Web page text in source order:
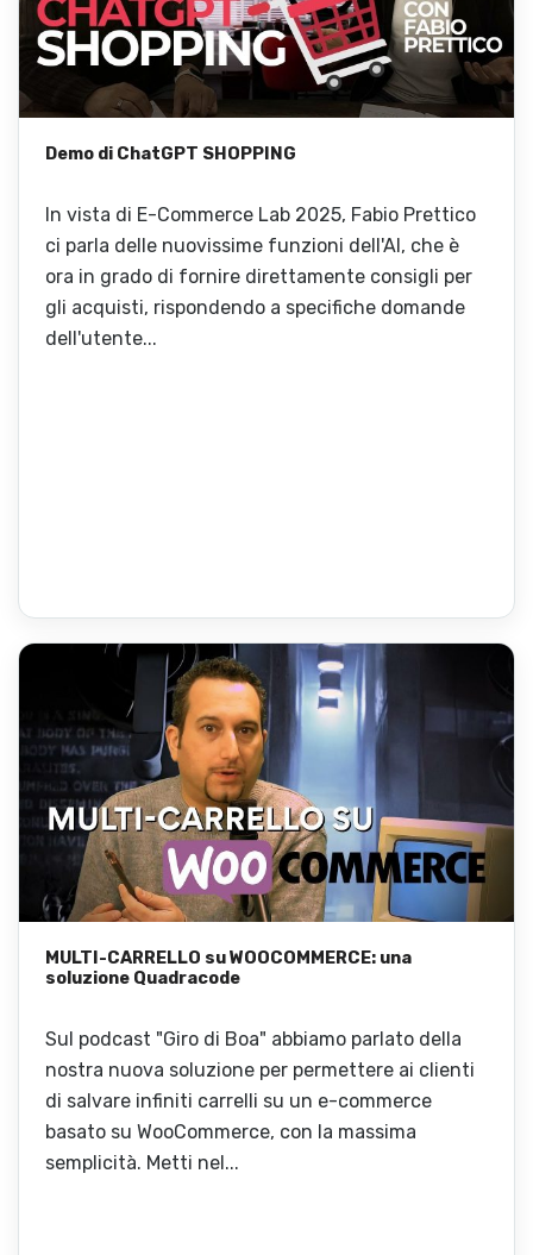
Demo di ChatGPT SHOPPING
In vista di E-Commerce Lab 2025, Fabio Prettico
ci parla delle nuovissime funzioni dell'AI, che è
ora in grado di fornire direttamente consigli per
gli acquisti, rispondendo a specifiche domande
dell'utente...
MULTI-CARRELLO su WOOCOMMERCE: una
soluzione Quadracode
Sul podcast "Giro di Boa" abbiamo parlato della
nostra nuova soluzione per permettere ai clienti
di salvare infiniti carrelli su un e-commerce
basato su WooCommerce, con la massima
semplicità. Metti nel...